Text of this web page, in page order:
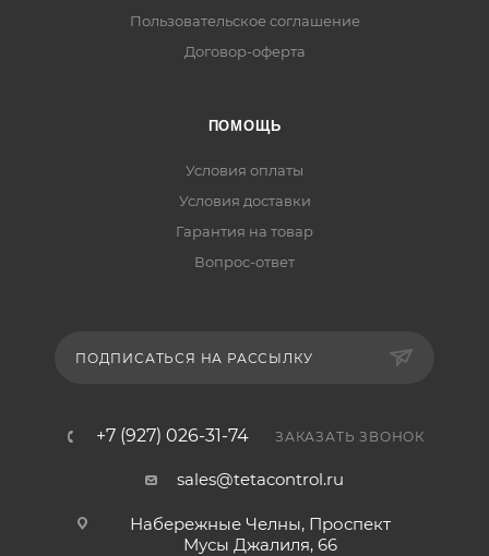
Пользовательское соглашение
Договор-оферта
ПОМОЩЬ
Условия оплаты
Условия доставки
Гарантия на товар
Вопрос-ответ
ПОДПИСАТЬСЯ НА РАССЫЛКУ
+7 (927) 026-31-74 ЗАКАЗАТЬ ЗВОНОК
sales@tetacontrol.ru
Набережные Челны, Проспект
Мусы Джалиля, 66